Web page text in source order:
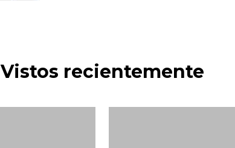
Vistos recientemente